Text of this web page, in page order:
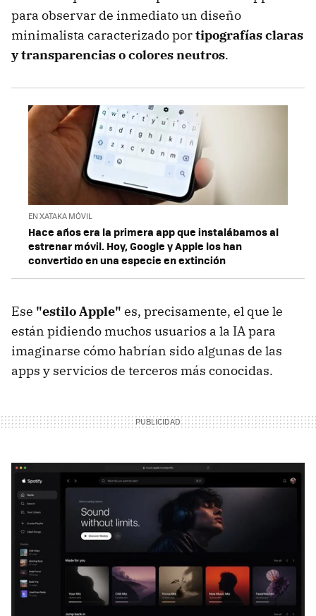
para observar de inmediato un diseño
minimalista caracterizado portipografías claras
y transparencias o colores neutros.
EN XATAKA MÓVIL
Hace años era la primera app que instalábamos al
estrenar móvil. Hoy, Google y Apple los han
convertido en una especie en extinción
Ese "estilo Apple" es, precisamente, el que le
están pidiendo muchos usuarios a la IA para
imaginarse cómo habrían sido algunas de las
apps y servicios de terceros más conocidas.